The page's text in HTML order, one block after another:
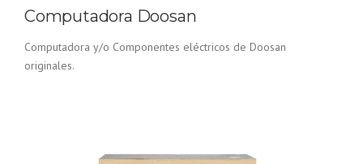
Computadora Doosan
Computadora y/o Componentes eléctricos de Doosan
originales.